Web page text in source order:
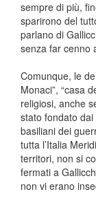
sempre di più,
sparirono del
parlano di
senza far cenno
Comunque, le
Monaci”, “casa
religiosi, anche
stato fondato
basiliani dei
tutta l’Italia
territori, non si
fermati a
non vi erano